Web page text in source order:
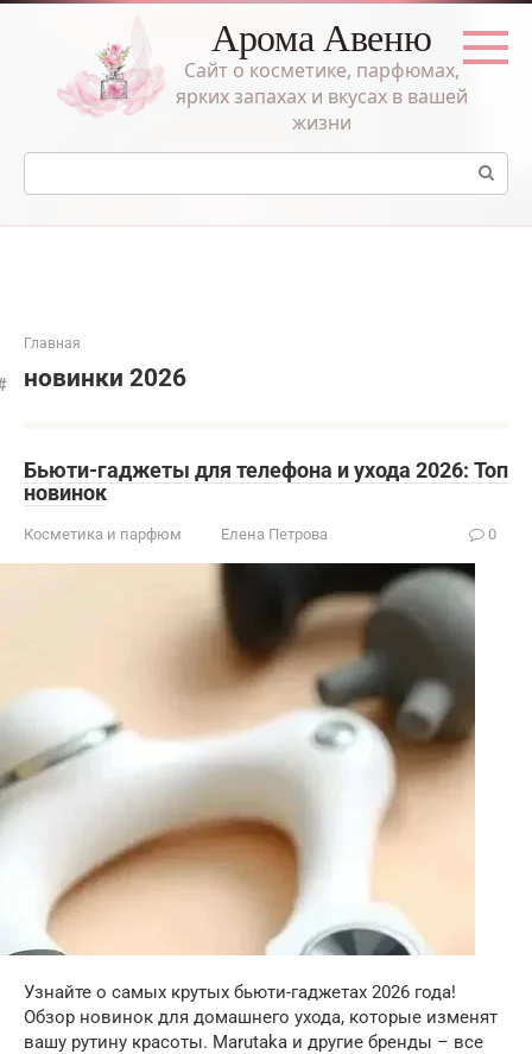
Перейти
Арома Авеню
Сайт о косметике, парфюмах,
ярких запахах и вкусах в вашей
жизни
Поиск:
Главная
новинки 2026
Бьюти-гаджеты для телефона и ухода 2026: Топ
новинок
Косметика и парфюм Елена Петрова 0
Узнайте о самых крутых бьюти-гаджетах 2026 года!
Обзор новинок для домашнего ухода, которые изменят
вашу рутину красоты. Marutaka и другие бренды – все